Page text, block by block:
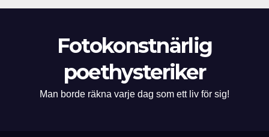
Fotokonstnärlig
poethysteriker
Man borde räkna varje dag som ett liv för sig!